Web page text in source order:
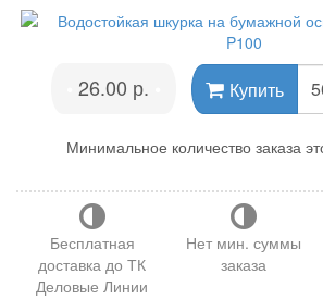
26.00 р. Купить
Минимальное количество заказа
Бесплатная
доставка до ТК
Деловые Линии
Нет мин. суммы
заказа